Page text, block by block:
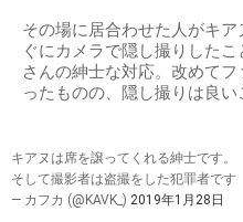
その場に居合わせた人がキ
ぐにカメラで隠し撮りした
さんの紳士な対応。改めて
ったものの、隠し撮りは良い
キアヌは席を譲ってくれる紳士です。
そして撮影者は盗撮をした犯罪者です
— カフカ (@KAVK_) 2019年1月28日